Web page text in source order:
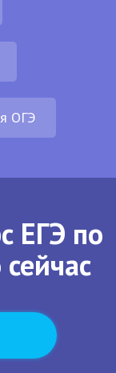
ОГЭ
ЕГЭ по